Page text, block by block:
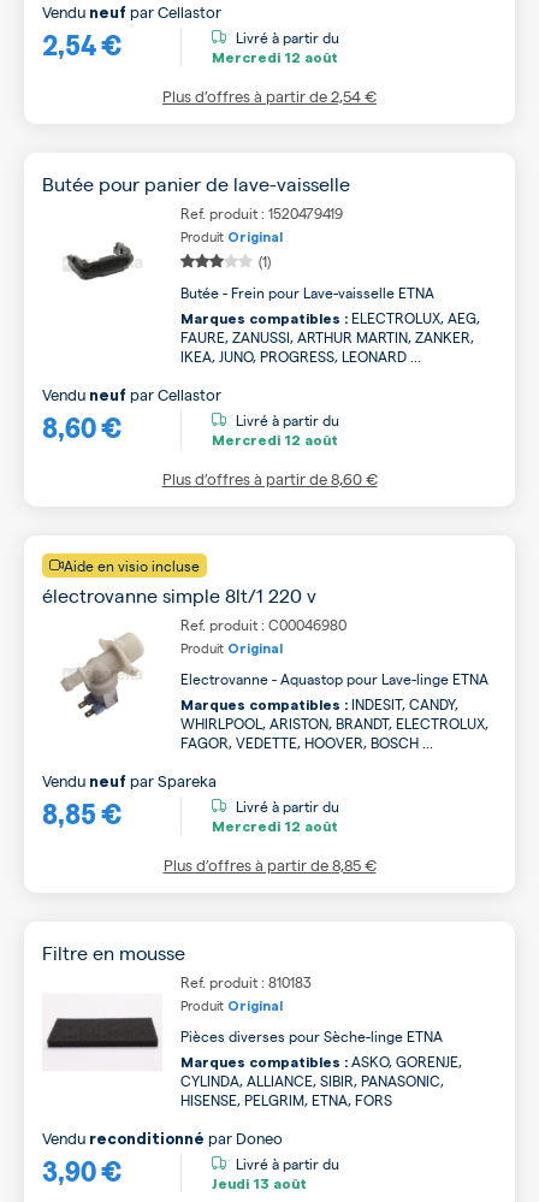
2,54 €
Vendu neuf parCellastor
Livré à partir du
Mercredi 12 août
Plus d’offres à partir de2,54 €
Butée pour panier de lave-vaisselle
Ref. produit : 1520479419
Produit Original
(1)
Butée - Frein pour Lave-vaisselle ETNA
Marques compatibles : ELECTROLUX, AEG,
FAURE, ZANUSSI, ARTHUR MARTIN, ZANKER,
IKEA, JUNO, PROGRESS, LEONARD ...
8,60 €
Vendu neuf parCellastor
Livré à partir du
Mercredi 12 août
Plus d’offres à partir de8,60 €
Aide en visio incluse
électrovanne simple 8lt/1 220 v
Ref. produit : C00046980
Produit Original
Electrovanne - Aquastop pour Lave-linge ETNA
Marques compatibles : INDESIT, CANDY,
WHIRLPOOL, ARISTON, BRANDT, ELECTROLUX,
FAGOR, VEDETTE, HOOVER, BOSCH ...
8,85 €
Vendu neuf parSpareka
Livré à partir du
Mercredi 12 août
Plus d’offres à partir de8,85 €
Filtre en mousse
Ref. produit : 810183
Produit Original
Pièces diverses pour Sèche-linge ETNA
Marques compatibles : ASKO, GORENJE,
CYLINDA, ALLIANCE, SIBIR, PANASONIC,
HISENSE, PELGRIM, ETNA, FORS
3,90 €
Vendu reconditionné par Doneo
Livré à partir du
Jeudi 13 août